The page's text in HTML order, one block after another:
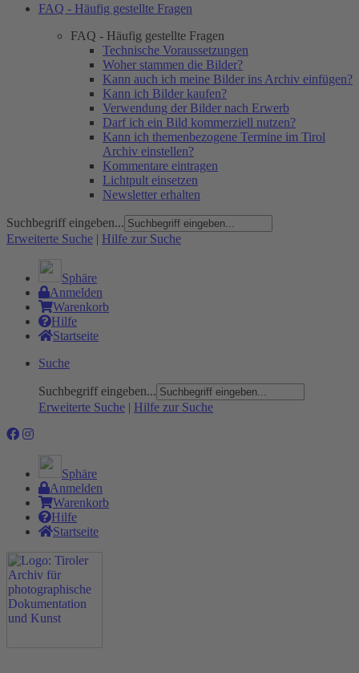
FAQ - Häufig gestellte Fragen
FAQ - Häufig gestellte Fragen
Technische Voraussetzungen
Woher stammen die Bilder?
Kann auch ich meine Bilder ins Archiv einfügen?
Kann ich Bilder kaufen?
Verwendung der Bilder nach Erwerb
Darf ich ein Bild kommerziell nutzen?
Kann ich themenbezogene Termine im Tirol
Archiv einstellen?
Kommentare eintragen
Lichtpult einsetzen
Newsletter erhalten
Suchbegriff eingeben...
Erweiterte Suche | Hilfe zur Suche
Sphäre
Anmelden
Warenkorb
Hilfe
Startseite
Suche
Suchbegriff eingeben...
Erweiterte Suche | Hilfe zur Suche
Sphäre
Anmelden
Warenkorb
Hilfe
Startseite